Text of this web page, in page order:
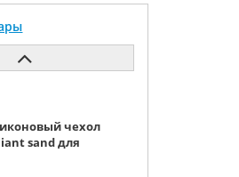
чехол
sand для